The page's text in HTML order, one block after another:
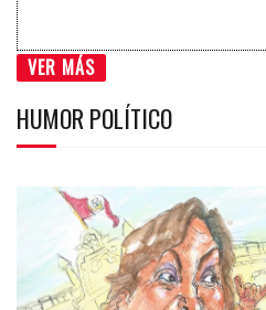
VER MÁS
HUMOR POLÍTICO